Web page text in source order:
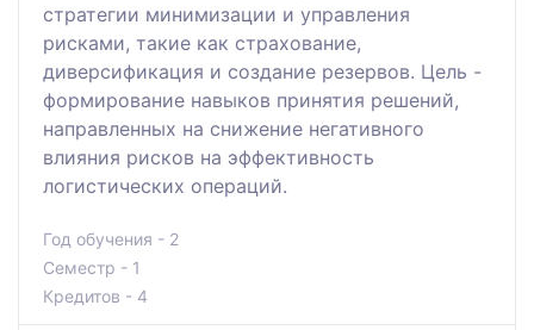
стратегии минимизации и управления
рисками, такие как страхование,
диверсификация и создание резервов. Цель -
формирование навыков принятия решений,
направленных на снижение негативного
влияния рисков на эффективность
логистических операций.
Год обучения - 2
Семестр - 1
Кредитов - 4